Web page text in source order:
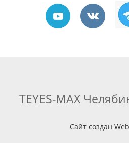
TEYES-MAX
Сайт создан